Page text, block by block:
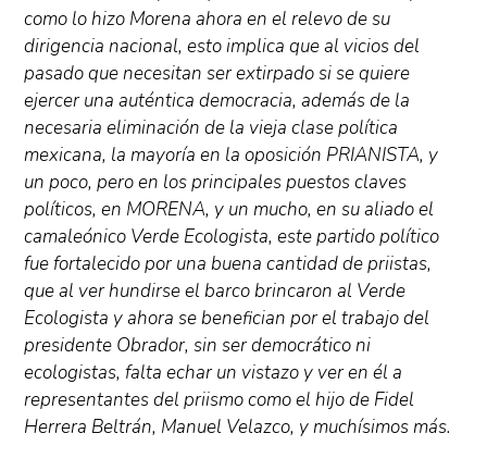
como lo hizo Morena ahora en el relevo de su
dirigencia nacional, esto implica que al vicios del
pasado que necesitan ser extirpado si se quiere
ejercer una auténtica democracia, además de la
necesaria eliminación de la vieja clase política
mexicana, la mayoría en la oposición PRIANISTA, y
un poco, pero en los principales puestos claves
políticos, en MORENA, y un mucho, en su aliado el
camaleónico Verde Ecologista, este partido político
fue fortalecido por una buena cantidad de priistas,
que al ver hundirse el barco brincaron al Verde
Ecologista y ahora se benefician por el trabajo del
presidente Obrador, sin ser democrático ni
ecologistas, falta echar un vistazo y ver en él a
representantes del priismo como el hijo de Fidel
Herrera Beltrán, Manuel Velazco, y muchísimos más.